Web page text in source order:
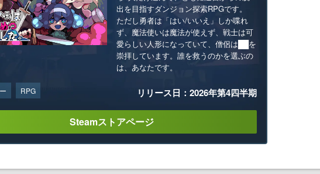
出を目指すダンジョン探索RPGです。
ただし勇者は「はい/いいえ」しか喋れ
ず、魔法使いは魔法が使えず、戦士は可
愛らしい人形になっていて、僧侶は██を
崇拝しています。誰を救うのかを選ぶの
は、あなたです。
RPG リリース日：2026年第4四半期
Steamストアページ